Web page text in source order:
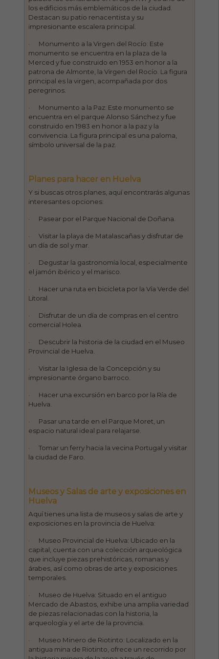
los edificios más emblemáticos de la ciudad.
Destacan su patio renacentista y su
impresionante escalera principal.
· Monumento a la Virgen del Rocío: Este
monumento se encuentra en la plaza de la
Merced y fue construido en 1953 en honor a la
patrona de Almonte, la Virgen del Rocío. La figura
principal es la virgen, acompañada por dos
peregrinos.
· Monumento a la Paz: Este monumento se
encuentra en el parque Alonso Sánchez y fue
construido en 1983 en honor a la paz y la
convivencia. La figura principal es una paloma,
símbolo universal de la paz.
Planes para hacer en Huelva
Y si buscas otros planes, aquí encontrarás algunas
interesantes opciones:
· Pasear por el Parque Nacional de Doñana.
· Visitar la playa de Matalascañas y disfrutar de
un día de sol y mar.
· Degustar la gastronomía local, especialmente
el jamón ibérico y el marisco.
· Hacer una ruta en bicicleta por la Vía Verde del
Litoral.
· Disfrutar de un día de compras en el centro
comercial Holea.
· Descubrir la historia de la ciudad en el Museo
Provincial de Huelva.
· Visitar la Iglesia de la Concepción y su
impresionante órgano barroco.
· Hacer una excursión en barco por la Ría de
Huelva.
· Pasar una tarde en el Parque Moret, un
espacio natural ideal para relajarse.
· Tomar un ferry hacia la vecina Portugal y visitar
la ciudad de Faro.
Museos y Salas de arte y exposiciones en
Huelva
Aquí tienes una lista de museos y salas de arte y
exposiciones en la provincia de Huelva:
· Museo Provincial de Huelva: Ubicado en la
capital, cuenta con una colección arqueológica
que incluye piezas prehistóricas, romanas y
árabes, así como obras de arte y exposiciones
temporales.
· Museo de Huelva: Situado en el antiguo
Mercado de Abastos, exhibe una amplia variedad
de piezas relacionadas con la historia, la
arqueología y el arte de la provincia.
· Museo Minero de Riotinto: Localizado en la
antigua mina de Riotinto, ofrece un recorrido por